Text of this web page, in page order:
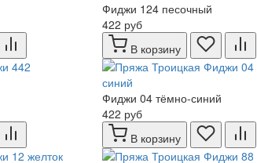
Фиджи 124 песочный
422 руб
В корзину
Фиджи 04 тёмно-синий
422 руб
В корзину